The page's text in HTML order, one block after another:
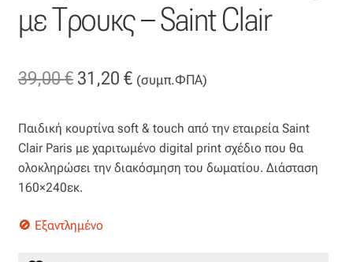
Γάζα
Δίχτυ
Επιπλόπανο
Ζακάρ
με Τρουκς – Saint Clair
39,00€ Original
was:
39,00 €.
31,20 €Η
τιμή
είναι:
(συμπ.ΦΠΑ)
Παιδική κουρτίνα soft & touch από την εταιρεία Saint
Clair Paris με χαριτωμένο digital print σχέδιο που θα
ολοκληρώσει την διακόσμηση του δωματίου. Διάσταση
160×240εκ.
Εξαντλημένο